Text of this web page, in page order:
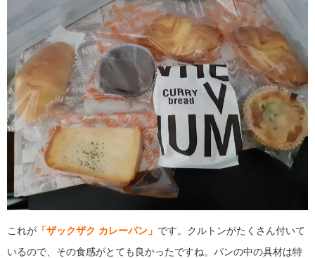
これが 「ザックザク カレーパン」 です。クルトンがたくさん付いて
いるので、その食感がとても良かったですね。パンの中の具材は特